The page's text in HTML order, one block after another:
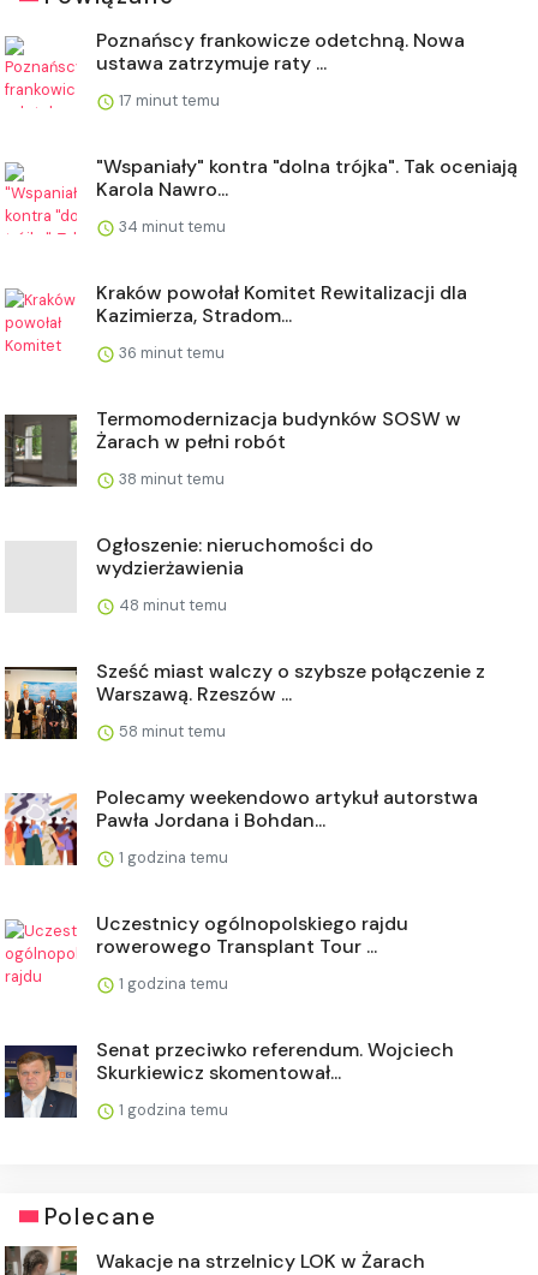
Poznańscy frankowicze odetchną. Nowa
ustawa zatrzymuje raty ...
17 minut temu
"Wspaniały" kontra "dolna trójka". Tak oceniają
Karola Nawro...
34 minut temu
Kraków powołał Komitet Rewitalizacji dla
Kazimierza, Stradom...
36 minut temu
Termomodernizacja budynków SOSW w
Żarach w pełni robót
38 minut temu
Ogłoszenie: nieruchomości do
wydzierżawienia
48 minut temu
Sześć miast walczy o szybsze połączenie z
Warszawą. Rzeszów ...
58 minut temu
Polecamy weekendowo artykuł autorstwa
Pawła Jordana i Bohdan...
1 godzina temu
Uczestnicy ogólnopolskiego rajdu
rowerowego Transplant Tour ...
1 godzina temu
Senat przeciwko referendum. Wojciech
Skurkiewicz skomentował...
1 godzina temu
Polecane
Wakacje na strzelnicy LOK w Żarach